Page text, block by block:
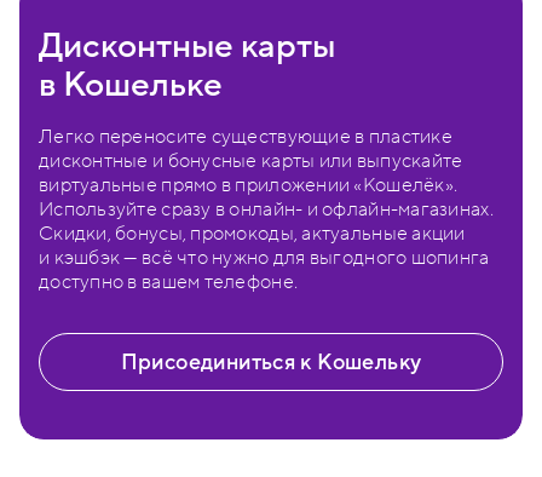
Дисконтные карты
в Кошельке
Легко переносите существующие в пластике
дисконтные и бонусные карты или выпускайте
виртуальные прямо в приложении «Кошелёк».
Используйте сразу в онлайн- и офлайн-магазинах.
Скидки, бонусы, промокоды, актуальные акции
и кэшбэк — всё что нужно для выгодного шопинга
доступно в вашем телефоне.
Присоединиться к Кошельку